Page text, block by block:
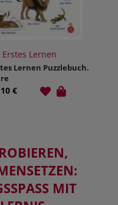
Erstes Lernen
Lernen Puzzlebuch.
€
MIT E